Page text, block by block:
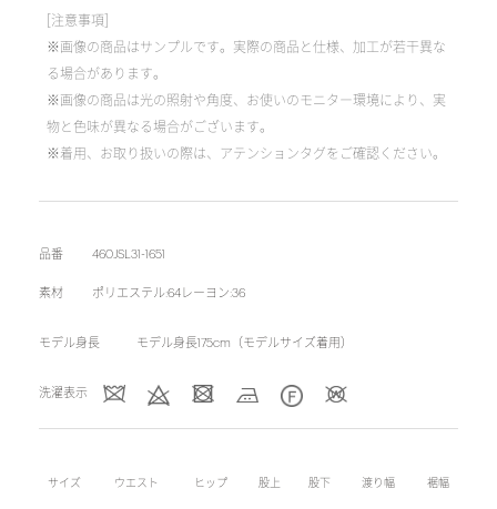
[注意事項]
※画像の商品はサンプルです。実際の商品と仕様、加工が若干異な
る場合があります。
※画像の商品は光の照射や角度、お使いのモニター環境により、実
物と色味が異なる場合がございます。
※着用、お取り扱いの際は、アテンションタグをご確認ください。
品番 460JSL31-1651
素材 ポリエステル:64レーヨン:36
モデル身長 モデル身長175cm（モデルサイズ着用）
洗濯表示
サイズ ウエスト ヒップ 股上 股下 渡り幅 裾幅